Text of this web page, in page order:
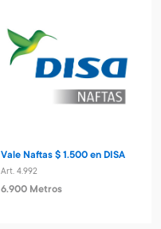
Vale Naftas $ 1.500 en DISA
Art. 4.992
6.900 Metros